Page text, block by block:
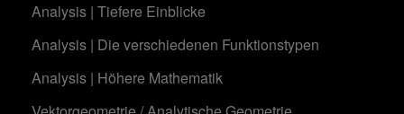
Analysis | Tiefere Einblicke
Analysis | Die verschiedenen Funktionstypen
Analysis | Höhere Mathematik